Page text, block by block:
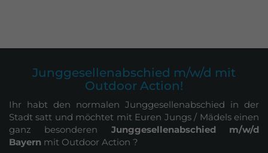
Junggesellenabschied m/w/d mit
Outdoor Action!
Ihr habt den normalen Junggesellenabschied in der
Stadt satt und möchtet mit Euren Jungs / Mädels einen
ganz besonderen Junggesellenabschied m/w/d
Bayern mit Outdoor Action ?